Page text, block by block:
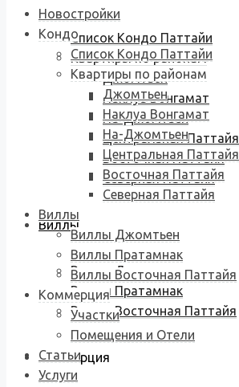
Список Кондо Паттайи
Квартиры по районам
Джомтьен
Наклуа Вонгамат
На-Джомтьен
Центральная Паттайя
Восточная Паттайя
Северная Паттайя
Виллы
Виллы Джомтьен
Виллы Пратамнак
Виллы Восточная Паттайя
Коммерция
Новостройки
Кондо
Список Кондо Паттайи
Квартиры по районам
Джомтьен
Наклуа Вонгамат
На-Джомтьен
Центральная Паттайя
Восточная Паттайя
Северная Паттайя
Виллы
Виллы Джомтьен
Виллы Пратамнак
Виллы Восточная Паттайя
Коммерция
Участки
Помещения и Отели
Статьи
Услуги